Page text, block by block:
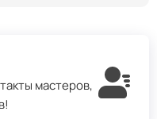
мастеров,